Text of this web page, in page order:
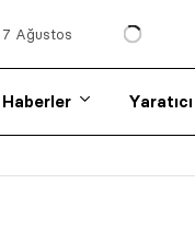
7 Ağustos
Haberler